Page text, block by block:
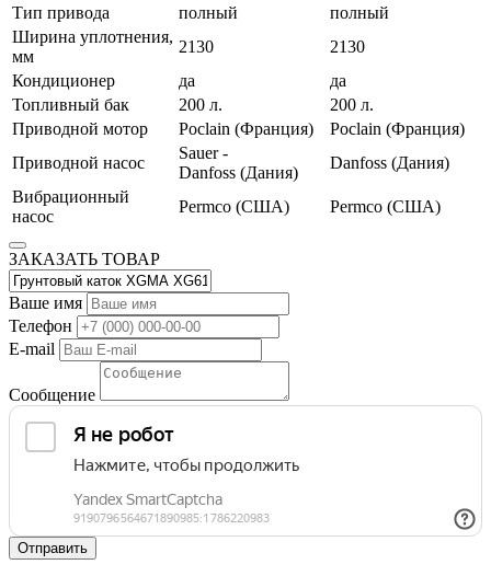
Тип привода
полный
полный
Ширина уплотнения,
мм
2130
2130
Кондиционер
да
да
Топливный бак
200 л.
200 л.
Приводной мотор
Poclain (Франция)
Poclain (Франция)
Приводной насос
Sauer -
Danfoss (Дания)
Danfoss (Дания)
Вибрационный
насос
Permco (США) Permco (США)
ЗАКАЗАТЬ ТОВАР
Ваше имя
Телефон
E-mail
Сообщение